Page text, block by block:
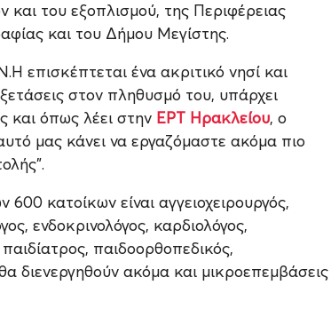
του εξοπλισμού, της Περιφέρειας
και του Δήμου Μεγίστης.
ένα ακριτικό νησί και
στον πληθυσμό του, υπάρχει
και όπως λέει στην ΕΡΤ Ηρακλείου, ο
μας κάνει να εργαζόμαστε ακόμα πιο
κατοίκων είναι αγγειοχειρουργός,
ενδοκρινολόγος, καρδιολόγος,
παιδοορθοπεδικός,
διενεργηθούν ακόμα και μικροεπεμβάσεις